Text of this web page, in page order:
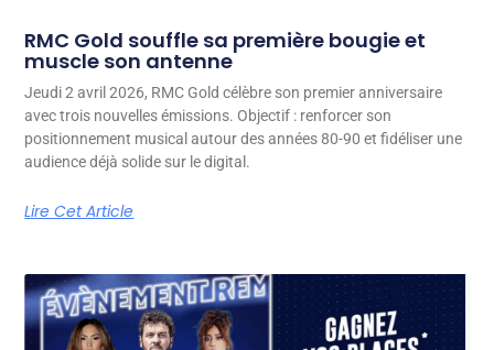
RMC Gold souffle sa première bougie et
muscle son antenne
Jeudi 2 avril 2026, RMC Gold célèbre son premier anniversaire
avec trois nouvelles émissions. Objectif : renforcer son
positionnement musical autour des années 80-90 et fidéliser une
audience déjà solide sur le digital.
Lire Cet Article